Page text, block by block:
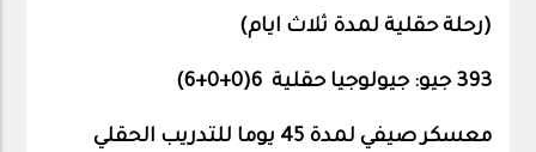
(رحلة حقلية لمدة ثلاث ايام)
393 جيو: جيولوجيا حقلية 6(0+0+6)
معسكر صيفي لمدة 45 يوما للتدريب الحقلي